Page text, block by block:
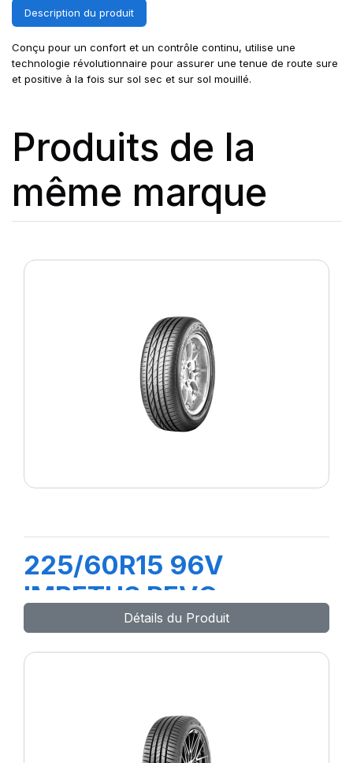
Description du produit
Conçu pour un confort et un contrôle continu, utilise une
technologie révolutionnaire pour assurer une tenue de route sure
et positive à la fois sur sol sec et sur sol mouillé.
Produits de la
même marque
225/60R15 96V
IMPETUS REVO
Détails du Produit